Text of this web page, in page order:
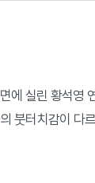
에 실린 황석영
붓터치감이 다